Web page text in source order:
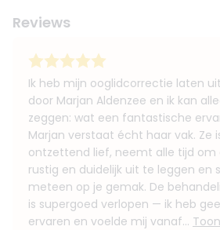
Reviews
Ik heb mijn ooglidcorrectie laten
door Marjan Aldenzee en ik kan
zeggen: wat een fantastische
Marjan verstaat écht haar vak. Ze
ontzettend lief, neemt alle tijd om
rustig en duidelijk uit te leggen en
meteen op je gemak. De
is supergoed verlopen — ik heb
ervaren en voelde mij vanaf...